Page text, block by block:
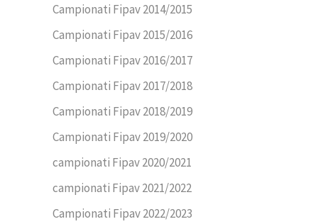
Campionati Fipav 2014/2015
Campionati Fipav 2015/2016
Campionati Fipav 2016/2017
Campionati Fipav 2017/2018
Campionati Fipav 2018/2019
Campionati Fipav 2019/2020
campionati Fipav 2020/2021
campionati Fipav 2021/2022
Campionati Fipav 2022/2023